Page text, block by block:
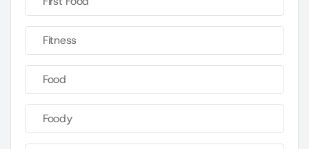
Fitness
Food
Foody